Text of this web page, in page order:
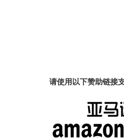
请使用以下赞助链接